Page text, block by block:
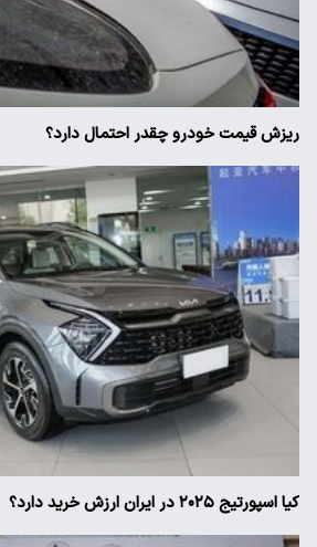
ریزش قیمت خودرو چقدر احتمال دارد؟
کیا اسپورتیج ۲۰۲۵ در ایران ارزش خرید دارد؟